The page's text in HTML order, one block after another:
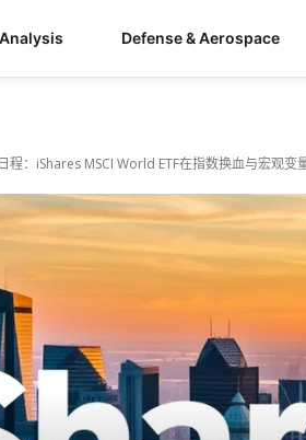
Defense & Aerospace
程：iShares MSCI World ETF在指数换血与宏观变